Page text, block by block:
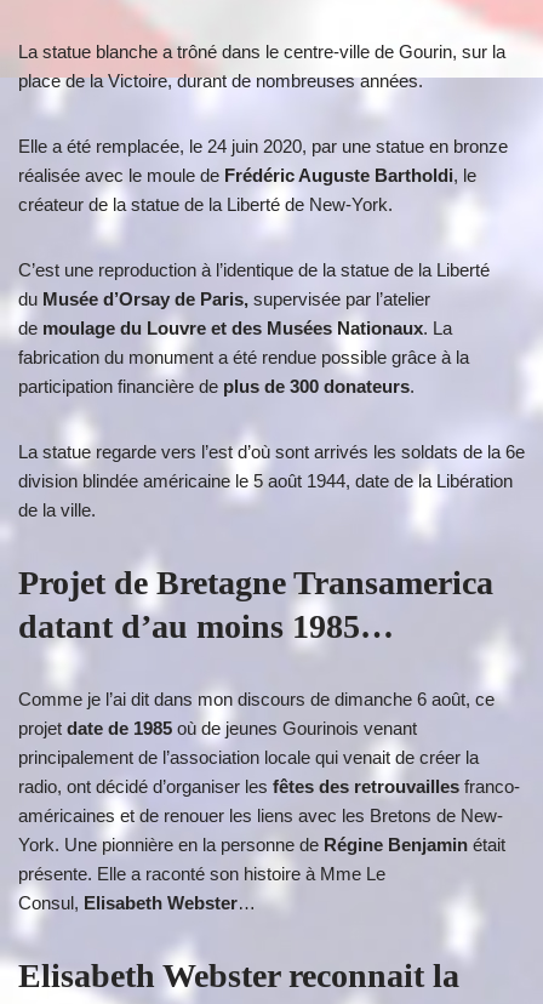
La statue blanche a trôné dans le centre-ville de Gourin, sur la
place de la Victoire, durant de nombreuses années.
Elle a été remplacée, le 24 juin 2020, par une statue en bronze
réalisée avec le moule de Frédéric Auguste Bartholdi, le
créateur de la statue de la Liberté de New-York.
C’est une reproduction à l’identique de la statue de la Liberté
du Musée d’Orsay de Paris, supervisée par l’atelier
de moulage du Louvre et des Musées Nationaux. La
fabrication du monument a été rendue possible grâce à la
participation financière de plus de 300 donateurs.
La statue regarde vers l’est d’où sont arrivés les soldats de la 6e
division blindée américaine le 5 août 1944, date de la Libération
de la ville.
Projet de Bretagne Transamerica
datant d’au moins 1985…
Comme je l’ai dit dans mon discours de dimanche 6 août, ce
projet date de 1985 où de jeunes Gourinois venant
principalement de l’association locale qui venait de créer la
radio, ont décidé d’organiser les fêtes des retrouvailles franco-
américaines et de renouer les liens avec les Bretons de New-
York. Une pionnière en la personne de Régine Benjamin était
présente. Elle a raconté son histoire à Mme Le
Consul, Elisabeth Webster…
Elisabeth Webster reconnait la